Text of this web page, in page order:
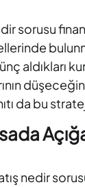
sorusu
ellerinde
aldıkları
da bu
nedir